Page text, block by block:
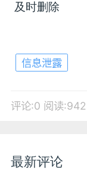
及时删除
信息泄露
评论:0 阅读
最新评论